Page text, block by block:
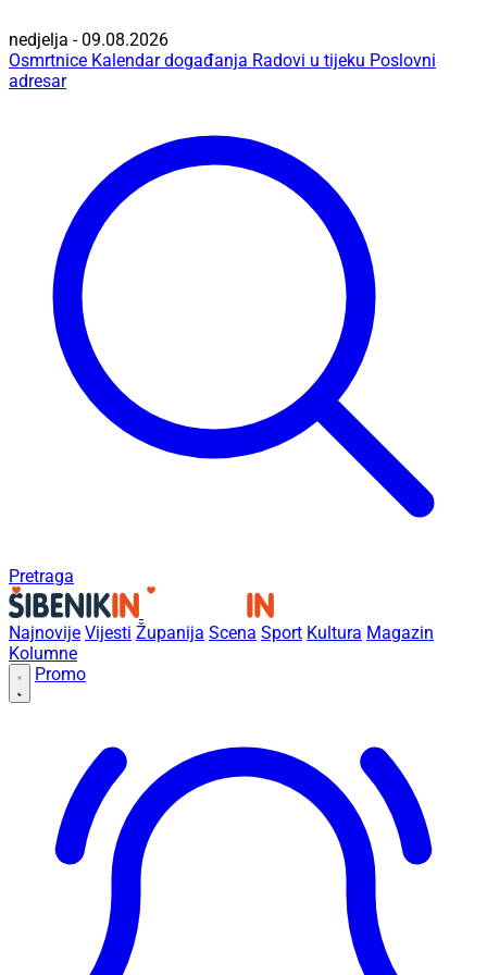
nedjelja - 09.08.2026
Osmrtnice Kalendar događanja Radovi u tijeku Poslovni
adresar
Pretraga
Najnovije Vijesti Županija Scena Sport Kultura Magazin
Kolumne
Promo